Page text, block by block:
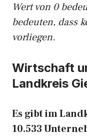
Wert von 0
bedeuten, dass
vorliegen.
Wirtschaft
Landkreis
Es gibt im
10.533